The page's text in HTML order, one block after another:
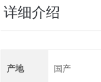
详细介绍
产地 国产